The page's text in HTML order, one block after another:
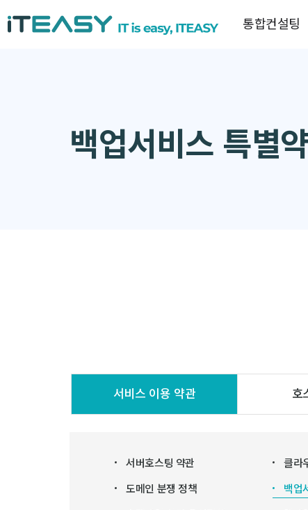
통합컨설팅
백업서비스 특별
서비스 이용 약관 호
서버호스팅 약관 클라
도메인 분쟁 정책
백업